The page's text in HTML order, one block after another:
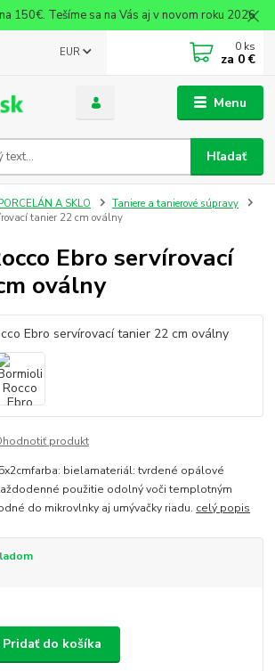
150€. Tešíme sa na Vás aj v novom roku 2026
Menu
EUR
Hľadať
0 ks
za 0 €
A SKLO
Taniere a tanierové súpravy
tanier 22 cm oválny
Ebro servírovací
oválny
produkt
bielamateriál: tvrdené opálové
použitie odolný voči templotným
do mikrovlnky aj umývačky riadu. celý popis
Pridať do košíka